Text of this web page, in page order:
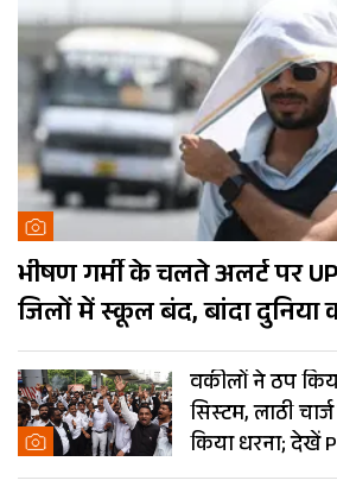
भीषण गर्मी के चलते अलर्ट पर
जिलों में स्कूल बंद, बांदा दुनिया
गर्म शहर
वकीलों ने ठप
सिस्टम, लाठी
किया धरना; देखें